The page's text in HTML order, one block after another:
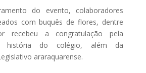
do evento, colaboradores
com buquês de flores, dentre
recebeu a congratulação pela
história do colégio, além da
araraquarense.